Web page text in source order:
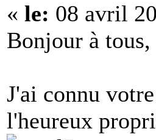
« le: 08 avril
Bonjour à tous,
J'ai connu
l'heureux